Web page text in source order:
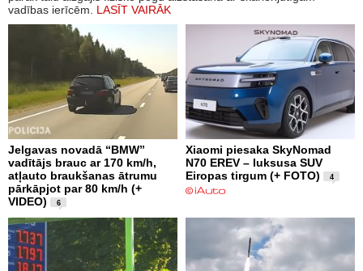
vadības ierīcēm. LASĪT VAIRĀK
Jelgavas novadā “BMW”
vadītājs brauc ar 170 km/h,
atļauto braukšanas ātrumu
pārkāpjot par 80 km/h (+
VIDEO)
6
Xiaomi piesaka SkyNomad
N70 EREV – luksusa SUV
Eiropas tirgum (+ FOTO)
4